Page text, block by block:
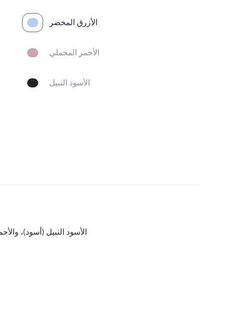
V70 FE جديد
الأزرق المخضر
الأحمر المخملي
الأسود النبيل
الأسود النبيل (أسود)،